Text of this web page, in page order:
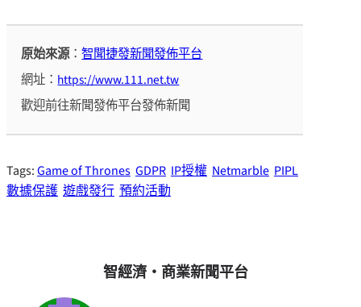
原始來源：智聞捷發新聞發佈平台
網址： https://www.111.net.tw
歡迎前往新聞發佈平台發佈新聞
Tags:Game of Thrones GDPR IP授權 Netmarble PIPL
數據保護 遊戲發行 預約活動
智經濟・商業新聞平台